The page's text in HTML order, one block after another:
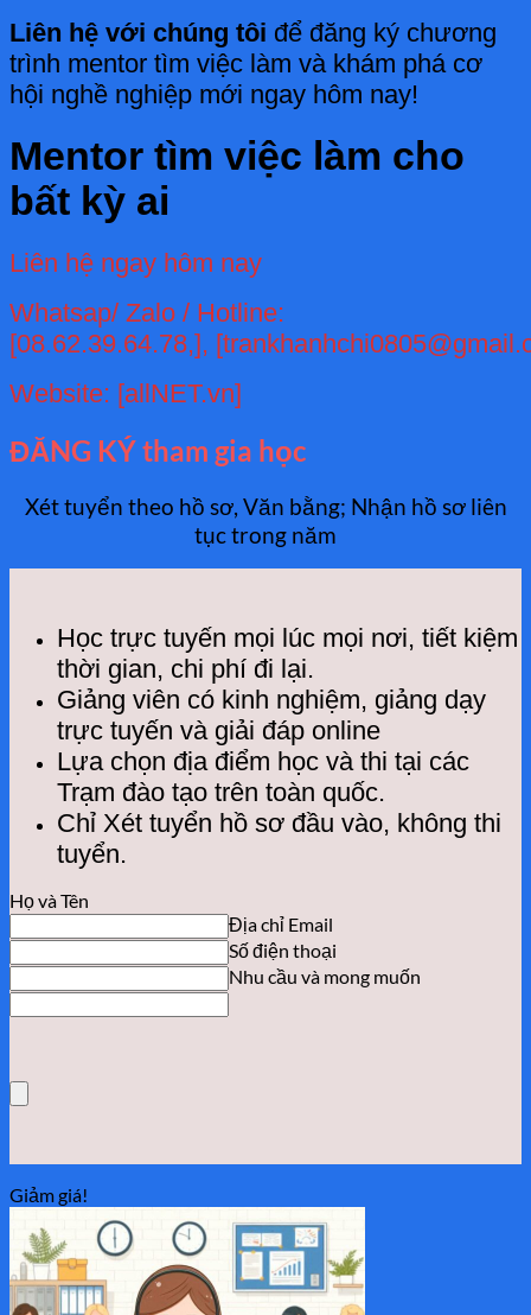
Liên hệ với chúng tôi để đăng ký chương
trình mentor tìm việc làm và khám phá cơ
hội nghề nghiệp mới ngay hôm nay!
Mentor tìm việc làm cho
bất kỳ ai
Liên hệ ngay hôm nay
Whatsap/ Zalo / Hotline:
[08.62.39.64.78,],
Website: [allNET.vn]
ĐĂNG KÝ tham gia học
Xét tuyển theo hồ sơ, Văn bằng; Nhận hồ sơ liên
tục trong năm
Học trực tuyến mọi lúc mọi nơi, tiết kiệm
thời gian, chi phí đi lại.
Giảng viên có kinh nghiệm, giảng dạy
trực tuyến và giải đáp online
Lựa chọn địa điểm học và thi tại các
Trạm đào tạo trên toàn quốc.
Chỉ Xét tuyển hồ sơ đầu vào, không thi
tuyển.
Họ và Tên
Địa chỉ Email
Số điện thoại
Nhu cầu và mong muốn
Giảm giá!